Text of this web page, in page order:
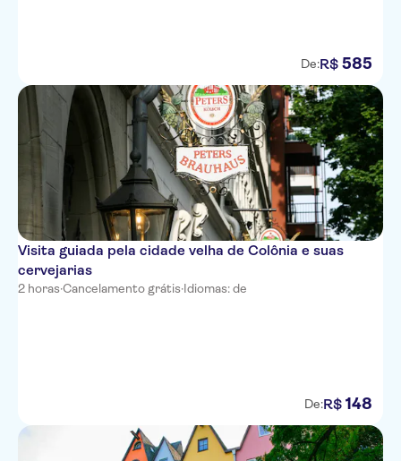
De:R$ 585
Visita guiada pela cidade velha de Colônia e suas
cervejarias
2 horas·Cancelamento grátis·Idiomas: de
De:R$ 148